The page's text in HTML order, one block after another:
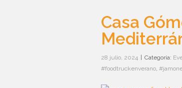
Casa
28 julio, 2024 | Categoría:
#foodtruckenverano